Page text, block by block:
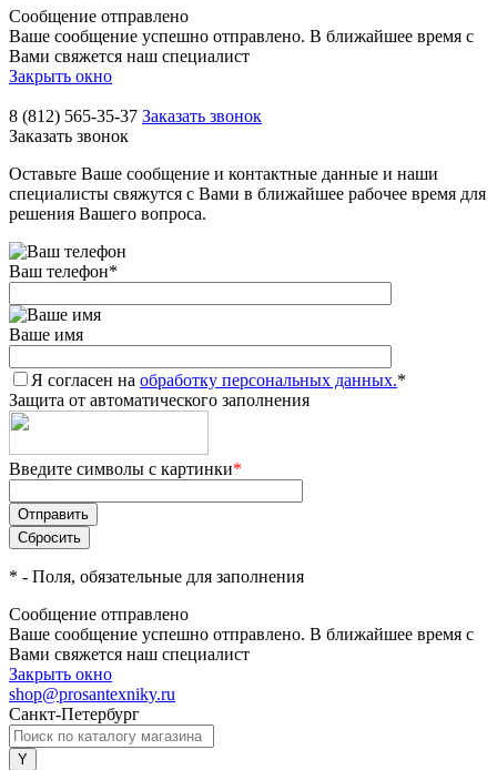
Сообщение отправлено
Ваше сообщение успешно отправлено. В ближайшее время с
Вами свяжется наш специалист
Закрыть окно
8 (812) 565-35-37 Заказать звонок
Заказать звонок
Оставьте Ваше сообщение и контактные данные и наши
специалисты свяжутся с Вами в ближайшее рабочее время для
решения Вашего вопроса.
Ваш телефон*
Ваше имя
Я согласен на обработку персональных данных.*
Защита от автоматического заполнения
Введите символы с картинки*
* - Поля, обязательные для заполнения
Сообщение отправлено
Ваше сообщение успешно отправлено. В ближайшее время с
Вами свяжется наш специалист
Закрыть окно
shop@prosantexniky.ru
Санкт-Петербург